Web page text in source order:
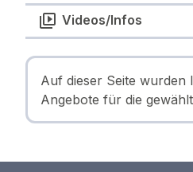
Videos/Infos
Auf dieser Seite wurden
Angebote für die